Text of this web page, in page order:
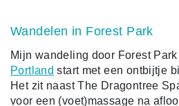
Wandelen in Forest Park
Mijn wandeling door Forest
Portland start met een ontbijtje
Het zit naast The Dragontree
voor een (voet)massage na